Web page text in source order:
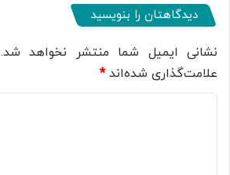
دیدگاهتان را بنویسید
نشانی ایمیل شما منتشر نخواهد شد.
علامت‌گذاری شده‌اند*